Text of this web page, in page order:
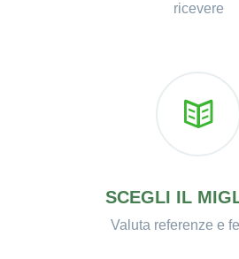
ricevere
SCEGLI IL
Valuta referenze e